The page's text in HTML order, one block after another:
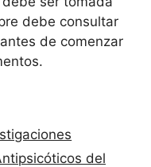
debe consultar
de comenzar
del